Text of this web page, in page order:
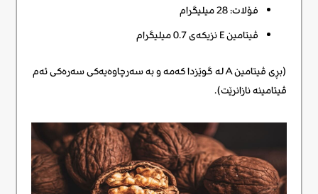
فۆلات: 28 میلیگرام
ڤیتامین E نزیکەی 0.7 میلیگرام
(بڕی ڤیتامین A لە گوێزدا کەمە و بە سەرچاوەیەکی سەرەکی ئەم
ڤیتامینە نازانرێت).